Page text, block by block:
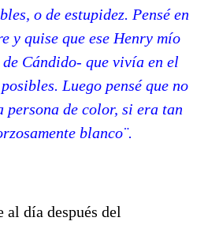
o de estupidez. Pensé en
y quise que ese Henry mío
Cándido- que vivía en el
Luego pensé que no
persona de color, si era tan
blanco¨.
al día después del